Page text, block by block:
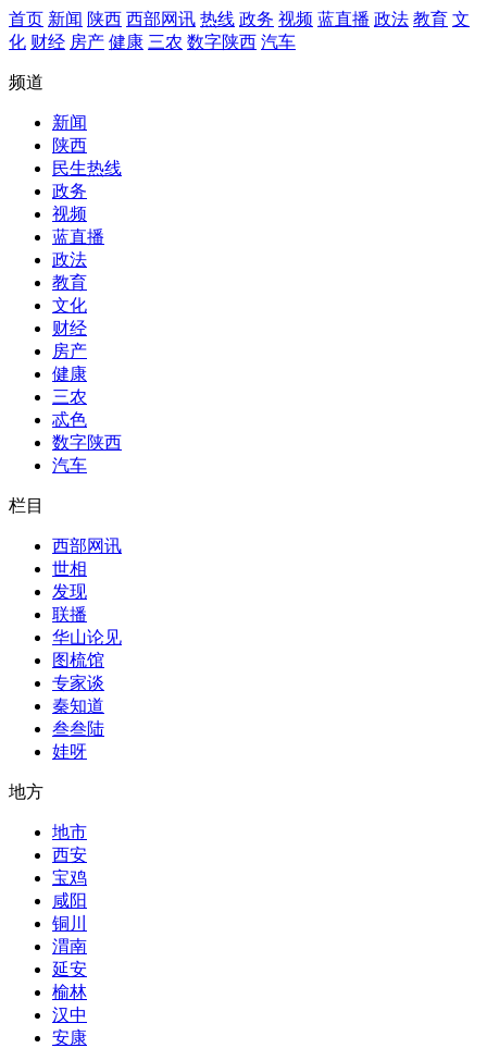
首页 新闻 陕西 西部网讯 热线 政务 视频 蓝直播 政法 教育 文
化 财经 房产 健康 三农 数字陕西 汽车
频道
新闻
陕西
民生热线
政务
视频
蓝直播
政法
教育
文化
财经
房产
健康
三农
忒色
数字陕西
汽车
栏目
西部网讯
世相
发现
联播
华山论见
图梳馆
专家谈
秦知道
叁叁陆
娃呀
地方
地市
西安
宝鸡
咸阳
铜川
渭南
延安
榆林
汉中
安康